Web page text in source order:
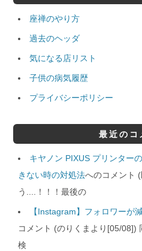
座禅のやり方
過去のヘッダ
気になる店リスト
子供の病気履歴
プライバシーポリシー
最近のコ
キヤノン PIXUS プリンター
きない時の対処法へのコメント
う....！！！最後の
【Instagram】フォロワーが
コメント (のりくまより[05/08])
検